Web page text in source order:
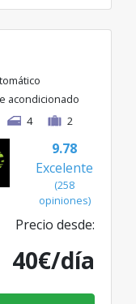
acondicionado
4 2
9.78
Excelente
(258
opiniones)
Precio desde:
40€/día